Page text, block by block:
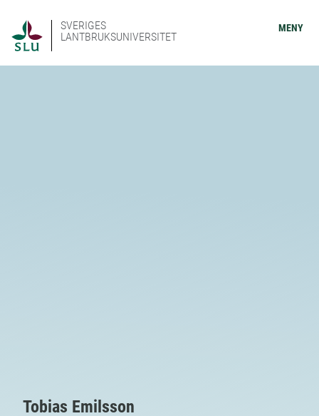
SVERIGES
LANTBRUKSUNIVERSITET
MENY
Tobias Emilsson